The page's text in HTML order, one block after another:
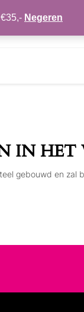
MIJN ACCOUNT
IN HET
gebouwd en zal
Negeren